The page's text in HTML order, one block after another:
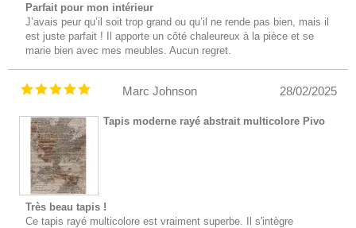
Parfait pour mon intérieur
J’avais peur qu’il soit trop grand ou qu’il ne rende pas bien, mais il
est juste parfait ! Il apporte un côté chaleureux à la pièce et se
marie bien avec mes meubles. Aucun regret.
28/02/2025
Marc Johnson
Tapis moderne rayé abstrait multicolore Pivo
Très beau tapis !
Ce tapis rayé multicolore est vraiment superbe. Il s'intègre